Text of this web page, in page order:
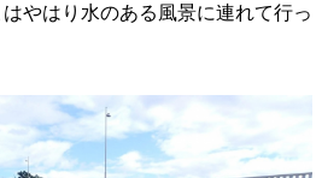
やはり水のある風景に連れて行っ